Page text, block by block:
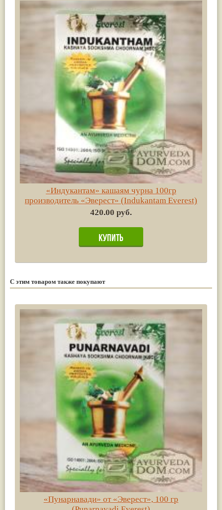
«Индукантам» кашаям чурна 100гр
производитель «Эверест» (Indukantam Everest)
420.00 руб.
С этим товаром также покупают
«Пунарнавади» от «Эверест», 100 гр